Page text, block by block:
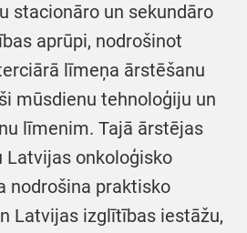
stacionāro un sekundāro
aprūpi, nodrošinot
līmeņa ārstēšanu
mūsdienu tehnoloģiju un
līmenim. Tajā ārstējas
Latvijas onkoloģisko
nodrošina praktisko
Latvijas izglītības iestāžu,